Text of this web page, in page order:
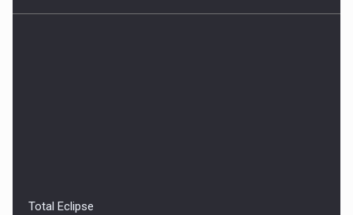
Total Eclipse